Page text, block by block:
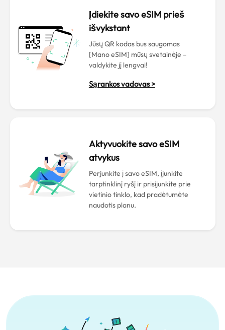
Įdiekite savo eSIM prieš
išvykstant
Jūsų QR kodas bus saugomas
[Mano eSIM] mūsų svetainėje –
valdykite jį lengvai!
Sąrankos vadovas >
Aktyvuokite savo eSIM
atvykus
Perjunkite į savo eSIM, įjunkite
tarptinklinį ryšį ir prisijunkite prie
vietinio tinklo, kad pradėtumėte
naudotis planu.